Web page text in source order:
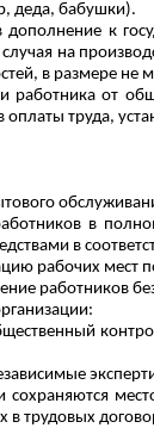
деда, бабушки).
дополнение к
случая на
в размере не
работника от
оплаты труда,
в
в
рабочих
работников
сохраняются
в трудовых